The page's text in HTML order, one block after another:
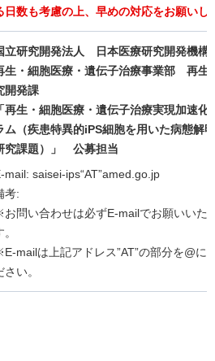
日数も考慮の上、早めの対応をお願いし
立研究開発法人 日本医療研究開発機
生・細胞医療・遺伝子治療事業部 再生
開発課
「再生・細胞医療・遺伝子治療実現加速化
ム（疾患特異的iPS細胞を用いた病態解
究課題）」
公募担当
mail: saisei-ips“AT”amed.go.jp
考:
問い合わせは必ずE-mailでお願いいた
mailは上記アドレス”AT”の部分を@に
さい。